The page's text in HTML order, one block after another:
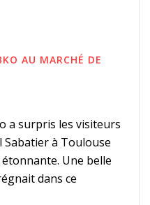
AU MARCHÉ DE
a surpris les visiteurs
Sabatier à Toulouse
Une belle
dans ce